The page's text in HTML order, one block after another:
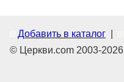
Добавить в каталог
© Церкви.com 2003-2026